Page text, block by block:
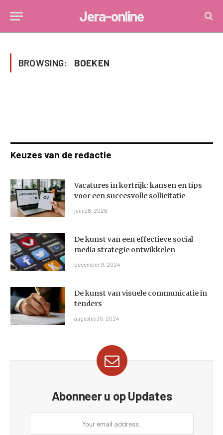
Jera-online
BROWSING: BOEKEN
Keuzes van de redactie
Vacatures in kortrijk: kansen en tips
voor een succesvolle sollicitatie
juni 28, 2026
De kunst van een effectieve social
media strategie ontwikkelen
december 9, 2024
De kunst van visuele communicatie in
tenders
augustus 30, 2024
Abonneer u op Updates